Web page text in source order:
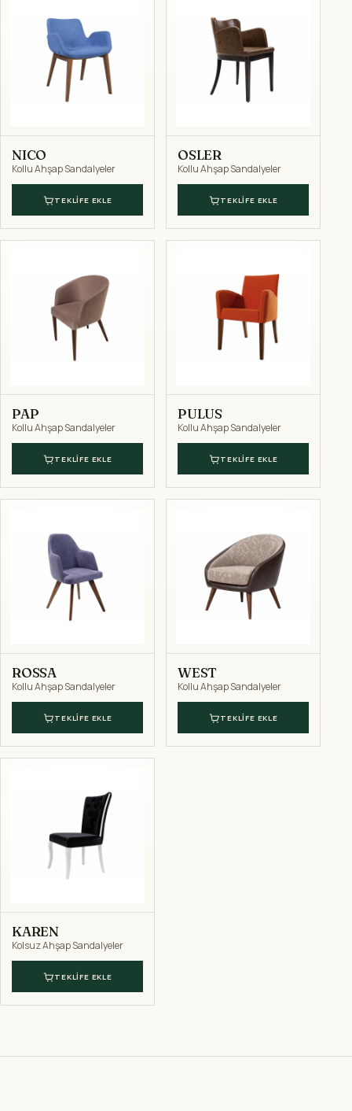
NICO
Kollu Ahşap Sandalyeler
TEKLIFE EKLE
OSLER
Kollu Ahşap Sandalyeler
TEKLIFE EKLE
PAP
Kollu Ahşap Sandalyeler
TEKLIFE EKLE
PULUS
Kollu Ahşap Sandalyeler
TEKLIFE EKLE
ROSSA
Kollu Ahşap Sandalyeler
TEKLIFE EKLE
WEST
Kollu Ahşap Sandalyeler
TEKLIFE EKLE
KAREN
Kolsuz Ahşap Sandalyeler
TEKLIFE EKLE